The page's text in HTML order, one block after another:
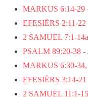
MARKUS 6:14-29
EFESIËRS 2:11-22
2 SAMUEL 7:1-14a
PSALM 89:20-38 -
MARKUS 6:30-34,
EFESIËRS 3:14-21
2 SAMUEL 11:1-15